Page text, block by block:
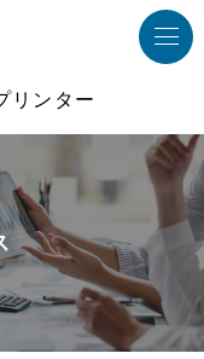
リンター